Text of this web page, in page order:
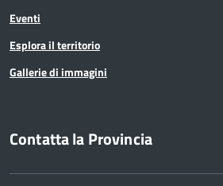
Eventi
Esplora il territorio
Gallerie di immagini
Contatta la Provincia